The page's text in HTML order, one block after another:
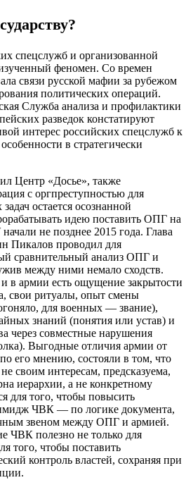
спецслужб и организованной
феномен. Со времен
связи русской мафии за рубежом
политических операций.
Служба анализа и профилактики
разведок констатируют
интерес российских спецслужб к
в стратегически
Центр «Досье», также
с оргпреступностью для
остается осознанной
идею поставить ОПГ на
не позднее 2015 года. Глава
Пикалов проводил для
сравнительный анализ ОПГ и
между ними немало сходств.
в армии есть ощущение закрытости
свои ритуалы, опыт смены
для военных — звание),
знаний (понятия или устав) и
через совместные нарушения
Выгодные отличия армии от
его мнению, состояли в том, что
своим интересам, предсказуема,
иерархии, а не конкретному
для того, чтобы повысить
ЧВК — по логике документа,
звеном между ОПГ и армией.
ЧВК полезно не только для
того, чтобы поставить
контроль властей, сохраняя при